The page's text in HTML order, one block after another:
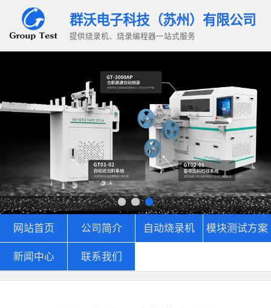
群沃电子科技（苏州）有限公司
提供烧录机、烧录编程器一站式服务
网站首页 公司简介 自动烧录机 模块测试方案
新闻中心 联系我们